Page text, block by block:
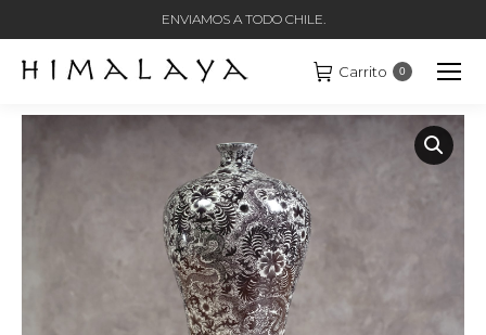
ENVIAMOS A TODO CHILE.
Carrito 0